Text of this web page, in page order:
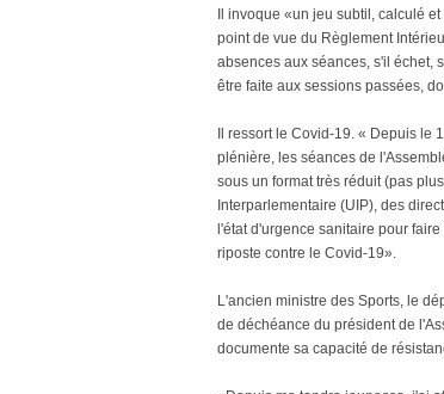
Il invoque «un jeu subtil, calculé
point de vue du Règlement
absences aux séances, s'il échet,
être faite aux sessions passées,
Il ressort le Covid-19. « Depuis
plénière, les séances de
sous un format très réduit (pas
Interparlementaire (UIP), des
l'état d'urgence sanitaire pour
riposte contre le Covid-19».
L'ancien ministre des Sports, le
de déchéance du président de
documente sa capacité de